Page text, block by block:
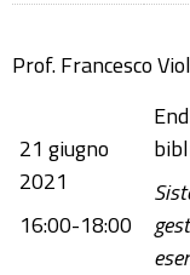
Prof. Francesco
21 giugno
2021
16:00-18:00